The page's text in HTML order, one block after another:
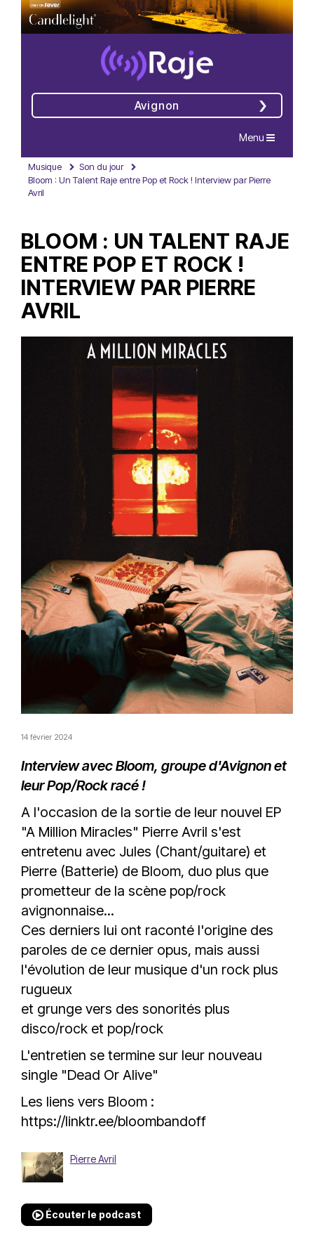
Avignon
Navigation
Menu
Musique
Son du jour
Bloom : Un Talent Raje entre Pop et Rock ! Interview par Pierre
Avril
BLOOM : UN TALENT RAJE
ENTRE POP ET ROCK !
INTERVIEW PAR PIERRE
AVRIL
14 février 2024
Interview avec Bloom, groupe d'Avignon et
leur Pop/Rock racé !
A l'occasion de la sortie de leur nouvel EP
"A Million Miracles" Pierre Avril s'est
entretenu avec Jules (Chant/guitare) et
Pierre (Batterie) de Bloom, duo plus que
prometteur de la scène pop/rock
avignonnaise...
Ces derniers lui ont raconté l'origine des
paroles de ce dernier opus, mais aussi
l'évolution de leur musique d'un rock plus
rugueux
et grunge vers des sonorités plus
disco/rock et pop/rock
L'entretien se termine sur leur nouveau
single "Dead Or Alive"
Les liens vers Bloom :
https://linktr.ee/bloombandoff
Pierre Avril
Écouter le podcast